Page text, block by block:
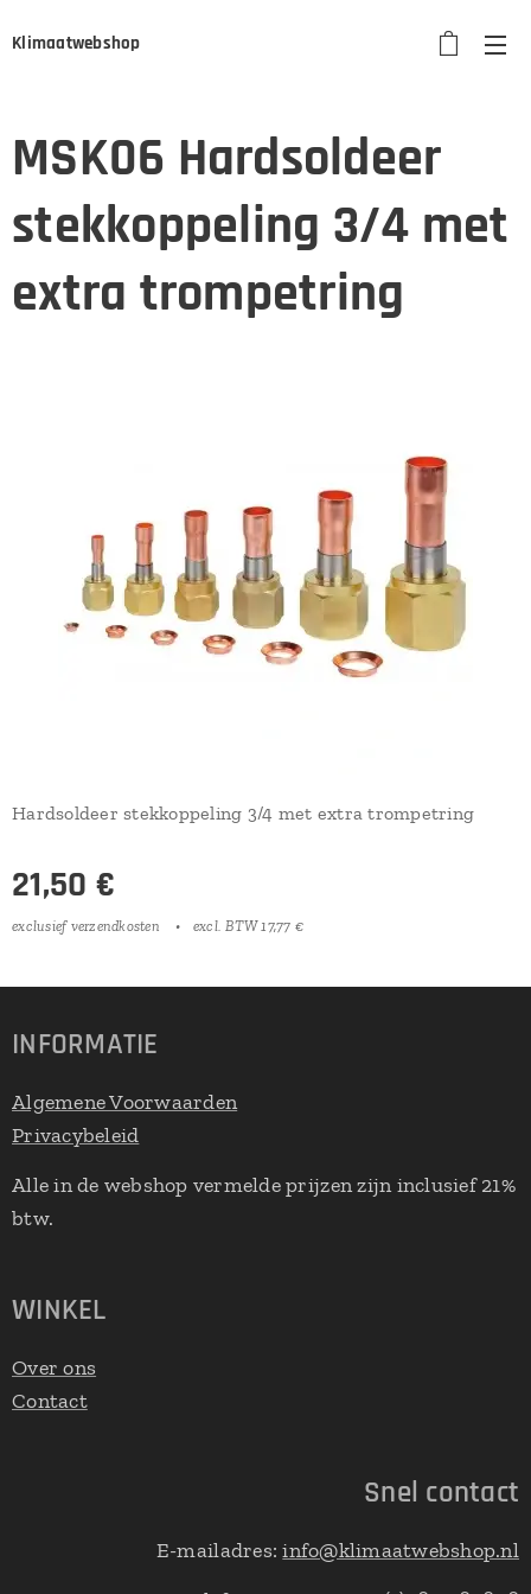
Klimaatwebshop
MSK06 Hardsoldeer
stekkoppeling 3/4 met
extra trompetring
Hardsoldeer stekkoppeling 3/4 met extra trompetring
21,50 €
exclusief verzendkosten excl. BTW 17,77 €
INFORMATIE
Algemene Voorwaarden
Privacybeleid
Alle in de webshop vermelde prijzen zijn inclusief 21%
btw.
WINKEL
Over ons
Contact
Snel contact
E-mailadres:info@klimaatwebshop.nl